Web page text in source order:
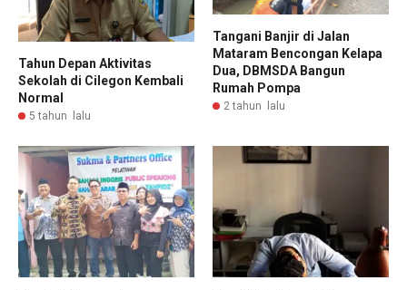
Tahun Depan Aktivitas
Sekolah di Cilegon Kembali
Normal
5 tahun lalu
Tangani Banjir di Jalan
Mataram Bencongan Kelapa
Dua, DBMSDA Bangun
Rumah Pompa
2 tahun lalu